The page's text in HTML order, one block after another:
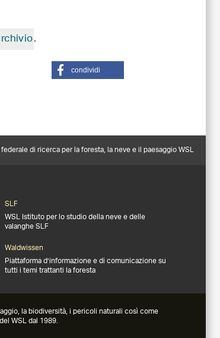
.
condividi
di ricerca per la foresta, la neve e il paesaggio WSL
SLF
WSL Istituto per lo studio della neve e delle
valanghe SLF
Waldwissen
Piattaforma d’informazione e di comunicazione su
tutti i temi trattanti la foresta
la biodiversità, i pericoli naturali così come
WSL dal 1989.